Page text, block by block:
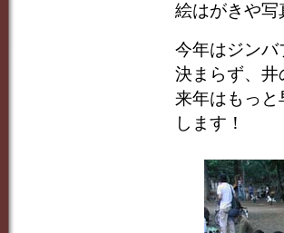
絵はがきや
今年はジン
決まらず、
来年はもっ
します！